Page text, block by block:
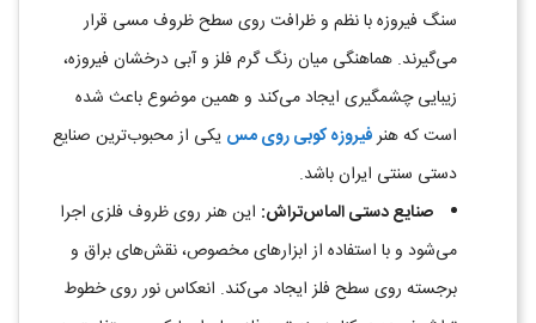
سنگ فیروزه با نظم و ظرافت روی سطح ظروف مسی قرار
می‌گیرند. هماهنگی میان رنگ گرم فلز و آبی درخشان فیروزه،
زیبایی چشمگیری ایجاد می‌کند و همین موضوع باعث شده
است که هنرفیروزه کوبی روی مس یکی از محبوب‌ترین صنایع
دستی سنتی ایران باشد.
صنایع دستی الماس‌تراش: این هنر روی ظروف فلزی اجرا
می‌شود و با استفاده از ابزارهای مخصوص، نقش‌های براق و
برجسته روی سطح فلز ایجاد می‌کند. انعکاس نور روی خطوط